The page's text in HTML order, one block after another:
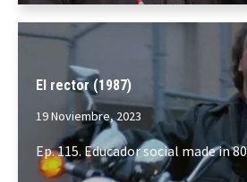
El rector (1987)
19 Noviembre, 2023
Ep. 115. Educador social made in